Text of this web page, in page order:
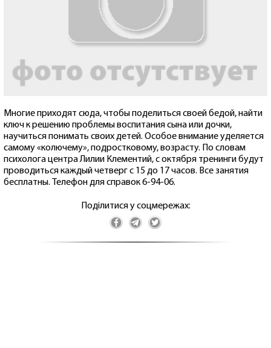
Многие приходят сюда, чтобы поделиться своей бедой, найти
ключ к решению проблемы воспитания сына или дочки,
научиться понимать своих детей. Особое внимание уделяется
самому «колючему», подростковому, возрасту. По словам
психолога центра Лилии Клементий, с октября тренинги будут
проводиться каждый четверг с 15 до 17 часов. Все занятия
бесплатны. Телефон для справок 6-94-06.
Поділитися у соцмережах: